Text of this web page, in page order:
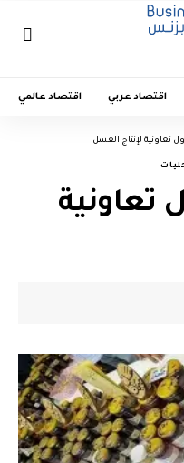
اقتصاد عربي اقتصاد عالمي
تعاونية لإنتاج العسل
تعاونية